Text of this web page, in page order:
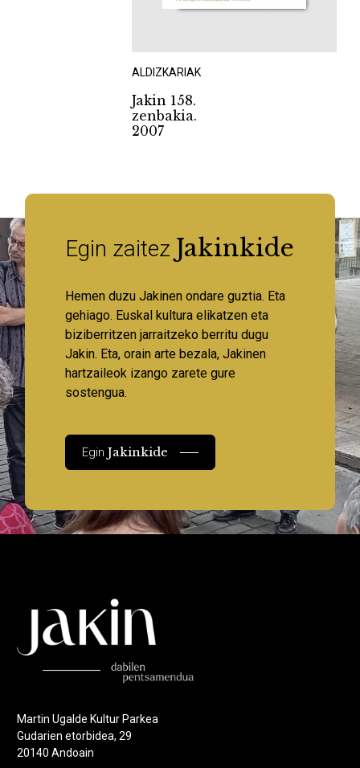
ALDIZKARIAK
Jakin 158.
zenbakia.
2007
Egin zaitez Jakinkide
Hemen duzu Jakinen ondare guztia. Eta
gehiago. Euskal kultura elikatzen eta
biziberritzen jarraitzeko berritu dugu
Jakin. Eta, orain arte bezala, Jakinen
hartzaileok izango zarete gure
sostengua.
EginJakinkide
Martin Ugalde Kultur Parkea
Gudarien etorbidea, 29
20140 Andoain